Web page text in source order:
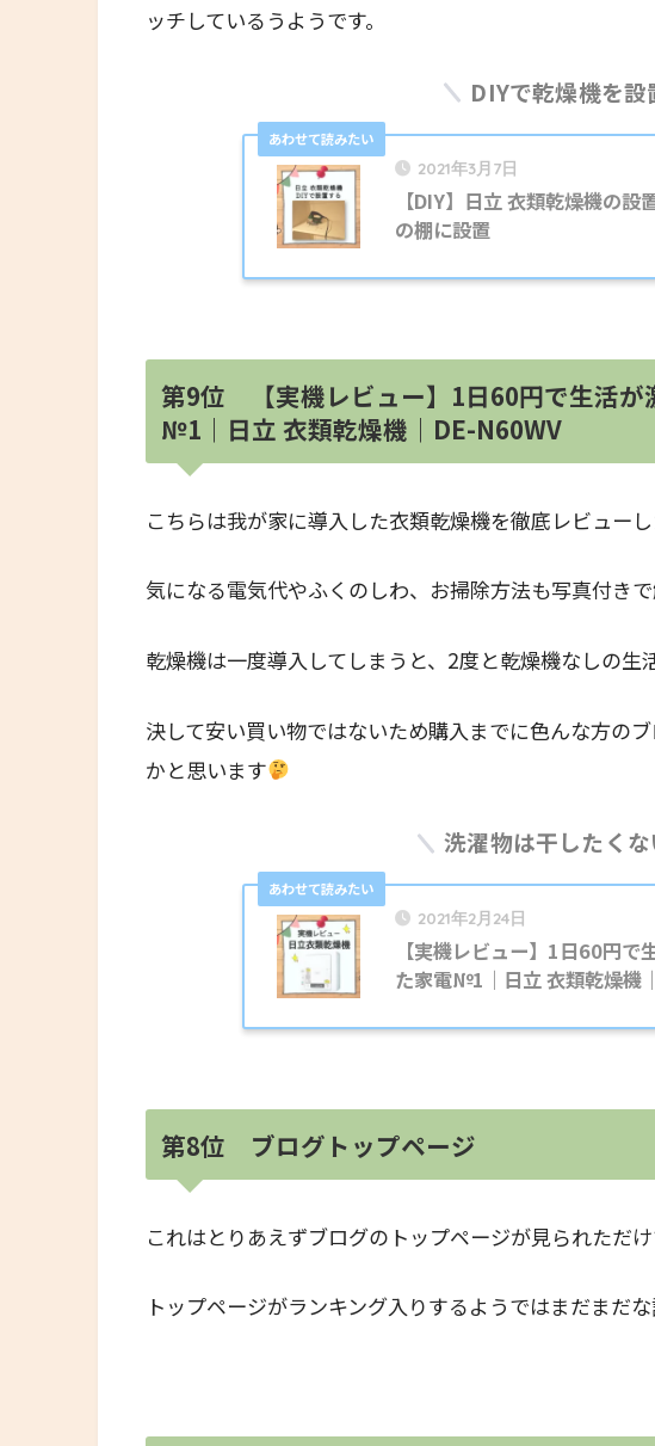
ッチしているうようです。
DIYで乾燥機を設
2021年3月7日
【DIY】日立 衣類乾燥機の
の棚に設置
第9位 【実機レビュー】1日60円で生活が
№1｜日立 衣類乾燥機｜DE-N60WV
こちらは我が家に導入した衣類乾燥機を徹底レビュー
気になる電気代やふくのしわ、お掃除方法も写真付き
乾燥機は一度導入してしまうと、2度と乾燥機なしの生
決して安い買い物ではないため購入までに色んな方の
かと思います
洗濯物は干したくな
2021年2月24日
【実機レビュー】1日60円で
た家電№1｜日立 衣類乾燥機
第8位 ブログトップページ
これはとりあえずブログのトップページが見られただ
トップページがランキング入りするようではまだまだ